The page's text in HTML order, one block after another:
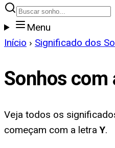
Menu
Início › Significado dos
Sonhos
Veja todos os
começam com a letraY.